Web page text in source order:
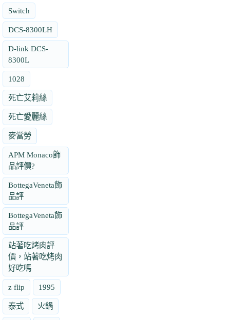
Switch
DCS-8300LH
D-link DCS-
8300L
1028
死亡艾莉絲
死亡愛麗絲
麥當勞
APM Monaco飾
品評價?
BottegaVeneta飾
品評
BottegaVeneta飾
品評
站著吃烤肉評
價，站著吃烤肉
好吃嗎
z flip 1995
泰式 火鍋